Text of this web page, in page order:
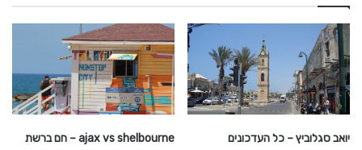
0
2
6
כ
ל
מ
ש
יואב סגלוביץ – כל העדכונים ajax vs shelbourne – חם ברשת